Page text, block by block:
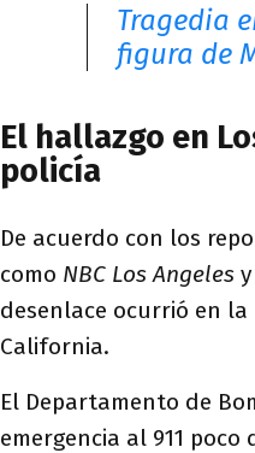
Tragedia
figura de
El hallazgo en
policía
De acuerdo con los
como NBC Los Angeles
desenlace ocurrió en
California.
El Departamento de
emergencia al 911